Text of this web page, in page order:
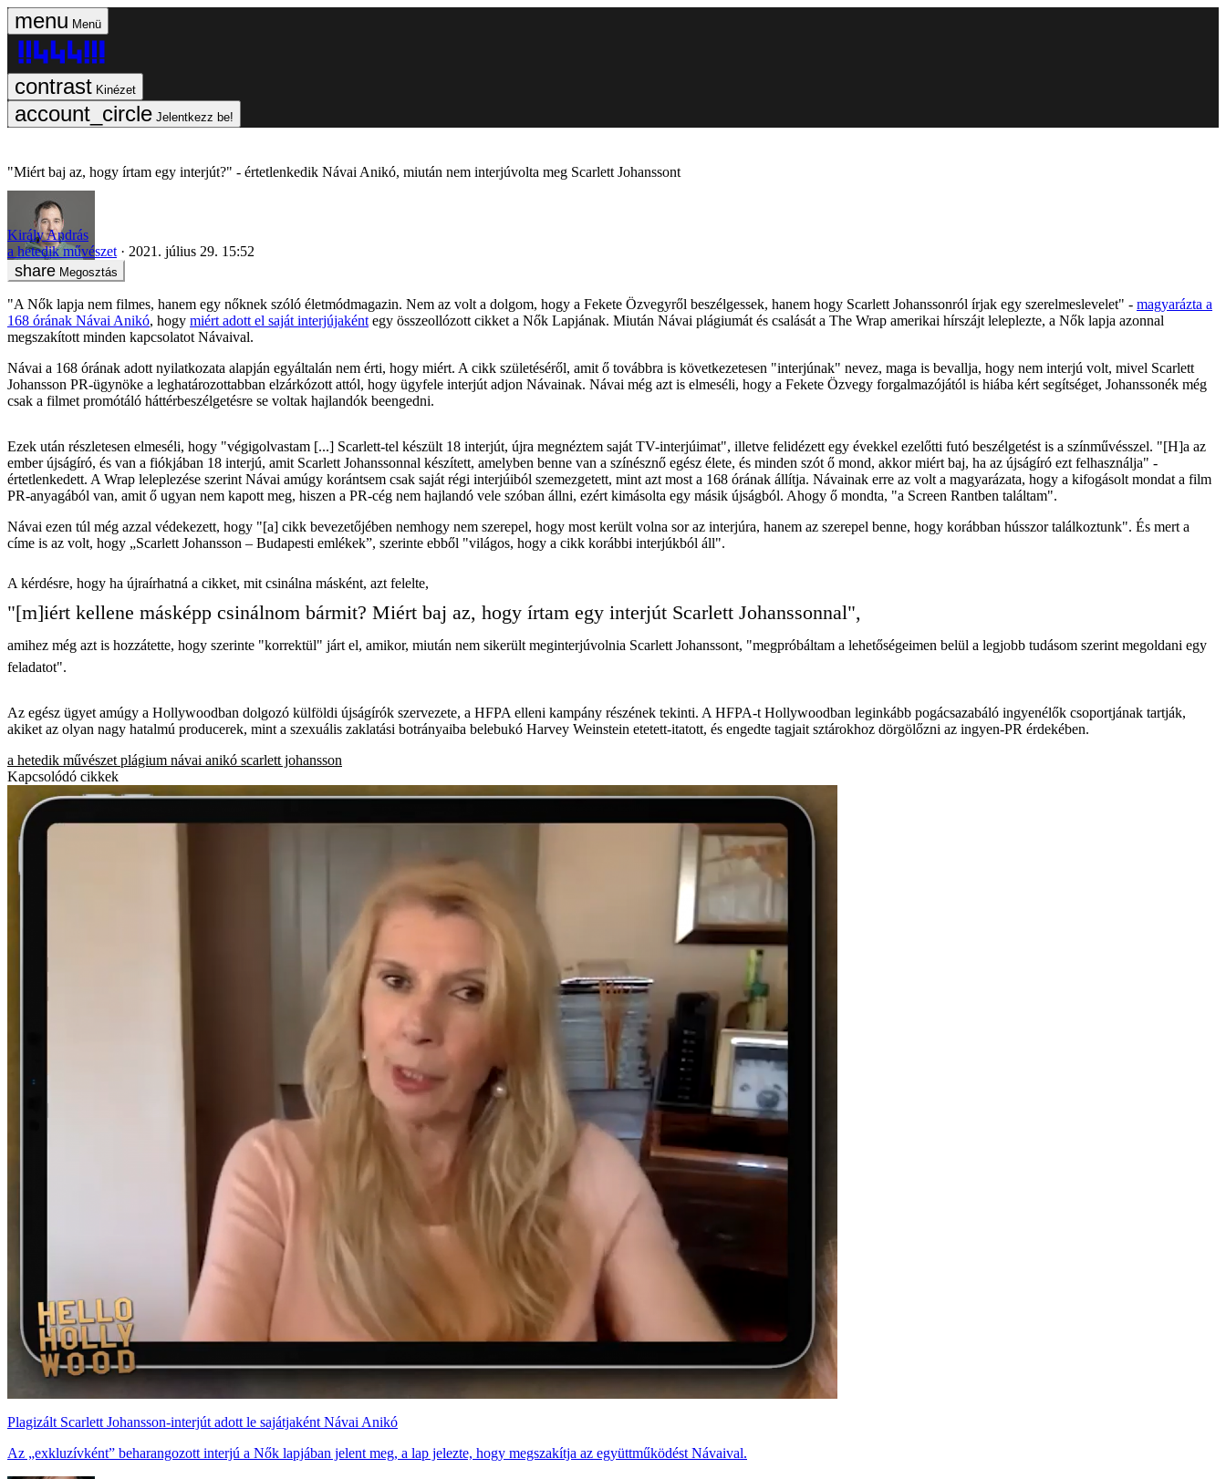
Menü
Kinézet
Jelentkezz be!
"Miért baj az, hogy írtam egy interjút?" - értetlenkedik Návai Anikó, miután nem interjúvolta meg Scarlett Johanssont
Király András
a hetedik művészet
2021. július 29. 15:52
Megosztás
"A Nők lapja nem filmes, hanem egy nőknek szóló életmódmagazin. Nem az volt a dolgom, hogy a Fekete Özvegyről beszélgessek, hanem hogy Scarlett Johanssonról írjak egy szerelmeslevelet" - magyarázta a
168 órának Návai Anikó, hogy miért adott el saját interjújaként egy összeollózott cikket a Nők Lapjának. Miután Návai plágiumát és csalását a The Wrap amerikai hírszájt leleplezte, a Nők lapja azonnal
megszakított minden kapcsolatot Návaival.
Návai a 168 órának adott nyilatkozata alapján egyáltalán nem érti, hogy miért. A cikk születéséről, amit ő továbbra is következetesen "interjúnak" nevez, maga is bevallja, hogy nem interjú volt, mivel Scarlett
Johansson PR-ügynöke a leghatározottabban elzárkózott attól, hogy ügyfele interjút adjon Návainak. Návai még azt is elmeséli, hogy a Fekete Özvegy forgalmazójától is hiába kért segítséget, Johanssonék még
csak a filmet promótáló háttérbeszélgetésre se voltak hajlandók beengedni.
Ezek után részletesen elmeséli, hogy "végigolvastam [...] Scarlett-tel készült 18 interjút, újra megnéztem saját TV-interjúimat", illetve felidézett egy évekkel ezelőtti futó beszélgetést is a színművésszel. "[H]a az
ember újságíró, és van a fiókjában 18 interjú, amit Scarlett Johanssonnal készített, amelyben benne van a színésznő egész élete, és minden szót ő mond, akkor miért baj, ha az újságíró ezt felhasználja" -
értetlenkedett. A Wrap leleplezése szerint Návai amúgy korántsem csak saját régi interjúiból szemezgetett, mint azt most a 168 órának állítja. Návainak erre az volt a magyarázata, hogy a kifogásolt mondat a film
PR-anyagából van, amit ő ugyan nem kapott meg, hiszen a PR-cég nem hajlandó vele szóban állni, ezért kimásolta egy másik újságból. Ahogy ő mondta, "a Screen Rantben találtam".
Návai ezen túl még azzal védekezett, hogy "[a] cikk bevezetőjében nemhogy nem szerepel, hogy most került volna sor az interjúra, hanem az szerepel benne, hogy korábban hússzor találkoztunk". És mert a
címe is az volt, hogy „Scarlett Johansson – Budapesti emlékek”, szerinte ebből "világos, hogy a cikk korábbi interjúkból áll".
A kérdésre, hogy ha újraírhatná a cikket, mit csinálna másként, azt felelte,
"[m]iért kellene másképp csinálnom bármit? Miért baj az, hogy írtam egy interjút Scarlett Johanssonnal",
amihez még azt is hozzátette, hogy szerinte "korrektül" járt el, amikor, miután nem sikerült meginterjúvolnia Scarlett Johanssont, "megpróbáltam a lehetőségeimen belül a legjobb tudásom szerint megoldani egy
feladatot".
Az egész ügyet amúgy a Hollywoodban dolgozó külföldi újságírók szervezete, a HFPA elleni kampány részének tekinti. A HFPA-t Hollywoodban leginkább pogácsazabáló ingyenélők csoportjának tartják,
akiket az olyan nagy hatalmú producerek, mint a szexuális zaklatási botrányaiba belebukó Harvey Weinstein etetett-itatott, és engedte tagjait sztárokhoz dörgölőzni az ingyen-PR érdekében.
a hetedik művészet plágium návai anikó scarlett johansson
Kapcsolódó cikkek
Plagizált Scarlett Johansson-interjút adott le sajátjaként Návai Anikó
Az „exkluzívként” beharangozott interjú a Nők lapjában jelent meg, a lap jelezte, hogy megszakítja az együttműködést Návaival.